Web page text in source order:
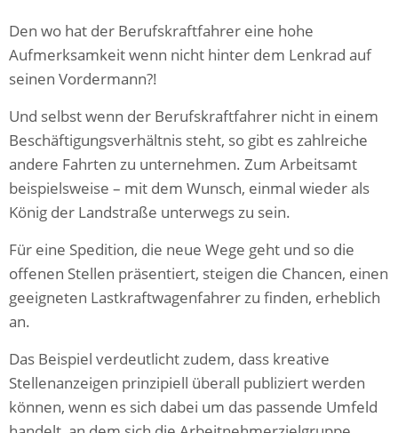
Den wo hat der Berufskraftfahrer eine hohe
Aufmerksamkeit wenn nicht hinter dem Lenkrad auf
seinen Vordermann?!
Und selbst wenn der Berufskraftfahrer nicht in einem
Beschäftigungsverhältnis steht, so gibt es zahlreiche
andere Fahrten zu unternehmen. Zum Arbeitsamt
beispielsweise – mit dem Wunsch, einmal wieder als
König der Landstraße unterwegs zu sein.
Für eine Spedition, die neue Wege geht und so die
offenen Stellen präsentiert, steigen die Chancen, einen
geeigneten Lastkraftwagenfahrer zu finden, erheblich
an.
Das Beispiel verdeutlicht zudem, dass kreative
Stellenanzeigen prinzipiell überall publiziert werden
können, wenn es sich dabei um das passende Umfeld